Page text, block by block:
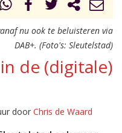
nu ook te beluisteren via
DAB+. (Foto's: Sleutelstad)
de (digitale)
door Chris de Waard